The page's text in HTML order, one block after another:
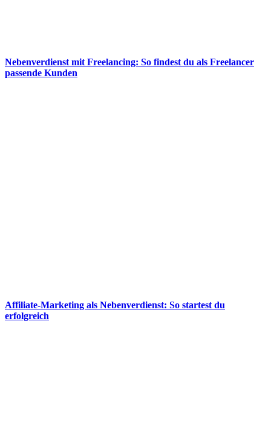
Nebenverdienst mit Freelancing: So findest du als Freelancer
passende Kunden
Affiliate-Marketing als Nebenverdienst: So startest du
erfolgreich